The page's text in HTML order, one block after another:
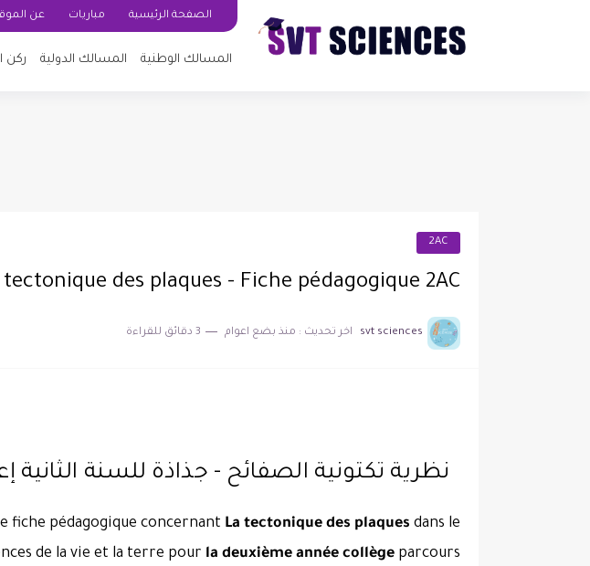
الصفحة الرئيسية مباريات عن
المسالك الوطنية المسالك الدولية ركن
2AC
tectonique des plaques - Fiche pédagogique 2AC
svt sciences اخر تحديث : منذ بضع اعوام 3 دقائق للقراءة
نظرية تكتونية الصفائح - جذاذة للسنة
fiche pédagogique concernant La tectonique des plaques dans le
de la vie et la terre pour la deuxième année collège parcours